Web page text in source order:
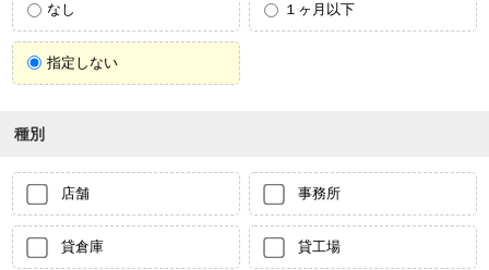
なし １ヶ月以下
指定しない
種別
店舗 事務所
貸倉庫 貸工場